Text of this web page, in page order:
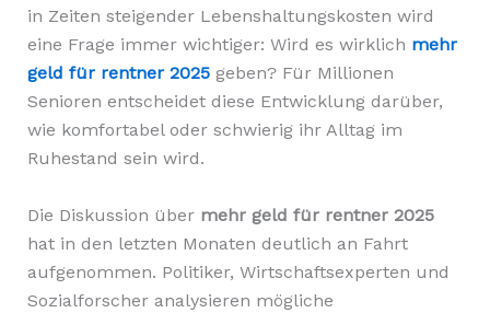
in Zeiten steigender Lebenshaltungskosten wird
eine Frage immer wichtiger: Wird es wirklich mehr
geld für rentner 2025geben? Für Millionen
Senioren entscheidet diese Entwicklung darüber,
wie komfortabel oder schwierig ihr Alltag im
Ruhestand sein wird.
Die Diskussion über mehr geld für rentner 2025
hat in den letzten Monaten deutlich an Fahrt
aufgenommen. Politiker, Wirtschaftsexperten und
Sozialforscher analysieren mögliche